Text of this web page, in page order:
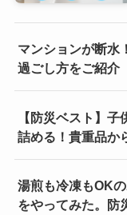
マンションが断水
過ごし方をご紹介
【防災ベスト】
詰める！貴重品か
湯煎も冷凍もOK
をやってみた。防